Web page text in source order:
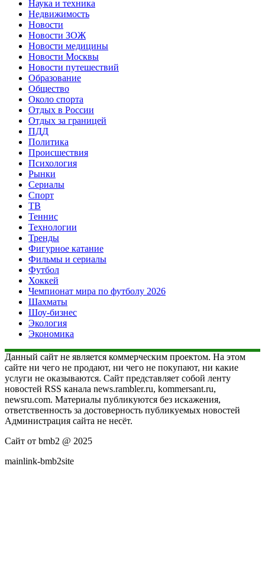
Наука и техника
Недвижимость
Новости
Новости ЗОЖ
Новости медицины
Новости Москвы
Новости путешествий
Образование
Общество
Около спорта
Отдых в России
Отдых за границей
ПДД
Политика
Происшествия
Психология
Рынки
Сериалы
Спорт
ТВ
Теннис
Технологии
Тренды
Фигурное катание
Фильмы и сериалы
Футбол
Хоккей
Чемпионат мира по футболу 2026
Шахматы
Шоу-бизнес
Экология
Экономика
Данный сайт не является коммерческим проектом. На этом
сайте ни чего не продают, ни чего не покупают, ни какие
услуги не оказываются. Сайт представляет собой ленту
новостей RSS канала news.rambler.ru, kommersant.ru,
newsru.com. Материалы публикуются без искажения,
ответственность за достоверность публикуемых новостей
Администрация сайта не несёт.
Сайт от bmb2 @ 2025
mainlink-bmb2site